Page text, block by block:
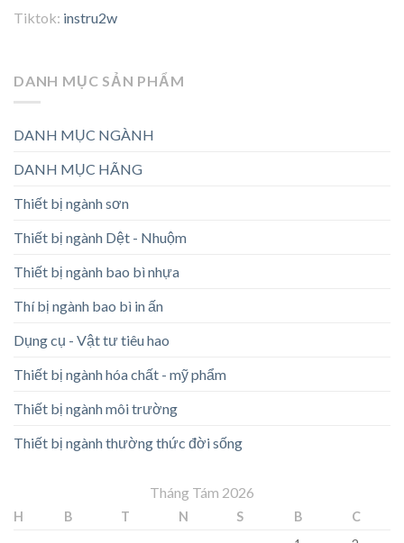
Tiktok: instru2w
DANH MỤC SẢN PHẨM
DANH MỤC NGÀNH
DANH MỤC HÃNG
Thiết bị ngành sơn
Thiết bị ngành Dệt - Nhuộm
Thiết bị ngành bao bì nhựa
Thí bị ngành bao bì in ấn
Dụng cụ - Vật tư tiêu hao
Thiết bị ngành hóa chất - mỹ phẩm
Thiết bị ngành môi trường
Thiết bị ngành thường thức đời sống
Tháng Tám 2026
H B T N S B
C